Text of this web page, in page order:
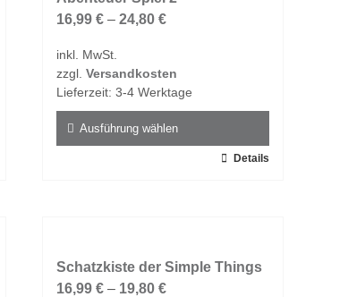
16,99 € – 24,80 €
inkl. MwSt.
zzgl. Versandkosten
Lieferzeit: 3-4 Werktage
Ausführung wählen
auf.
Die
Details
Schatzkiste der Simple Things
16,99 € – 19,80 €